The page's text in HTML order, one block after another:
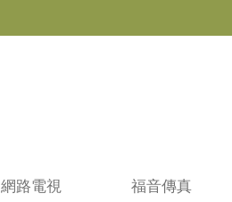
網路電視 福音傳真